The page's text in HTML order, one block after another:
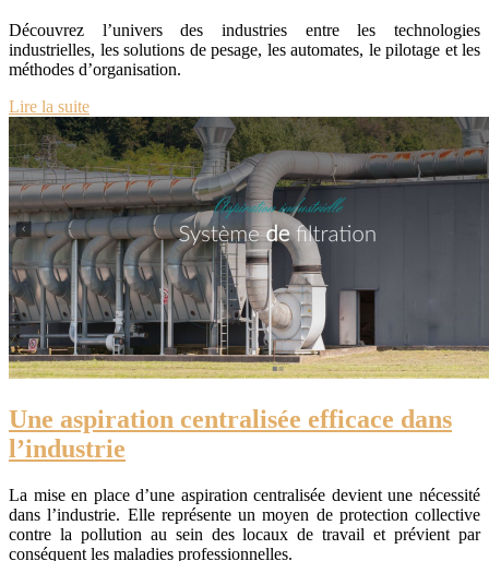
Découvrez l’univers des industries entre les technologies
industrielles, les solutions de pesage, les automates, le pilotage et les
méthodes d’organisation.
Lire la suite
Une aspiration centralisée efficace dans
l’industrie
La mise en place d’une aspiration centralisée devient une nécessité
dans l’industrie. Elle représente un moyen de protection collective
contre la pollution au sein des locaux de travail et prévient par
conséquent les maladies professionnelles.